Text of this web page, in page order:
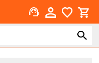
support_agent